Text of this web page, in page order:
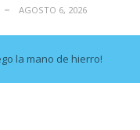
AGOSTO 6, 2026
AGOSTO 6, 2026
AGOSTO 6, 2026
... AGOSTO 6, 2026
la mano de hierro!